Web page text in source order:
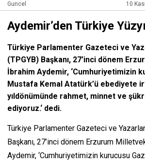
Guncel 10
Aydemir’den Türkiye
Türkiye Parlamenter Gazeteci ve
(TPGYB) Başkanı, 27’inci dönem
İbrahim Aydemir, ‘Cumhuriyetimizin
Mustafa Kemal Atatürk’ü ebediyete
yıldönümünde rahmet, minnet ve
ediyoruz.‘ dedi.
Türkiye Parlamenter Gazeteci ve
Başkanı, 27’inci dönem Erzurum
Aydemir, ‘Cumhuriyetimizin kurucusu